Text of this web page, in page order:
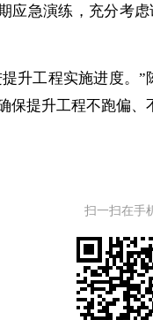
应急演练，充分考
升工程实施进度。
保提升工程不跑偏、
扫一扫在手